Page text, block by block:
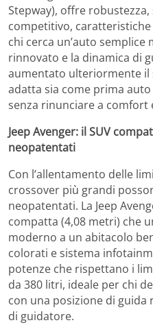
Stepway), offre
competitivo,
chi cerca un’auto semplice
rinnovato e la dinamica di
aumentato ulteriormente il
adatta sia come prima
senza rinunciare a comfort
Jeep Avenger: il SUV
neopatentati
Con l’allentamento delle
crossover più grandi
neopatentati. La Jeep
compatta (4,08 metri) che
moderno a un abitacolo
colorati e sistema
potenze che rispettano i
da 380 litri, ideale per chi
con una posizione di guida
di guidatore.